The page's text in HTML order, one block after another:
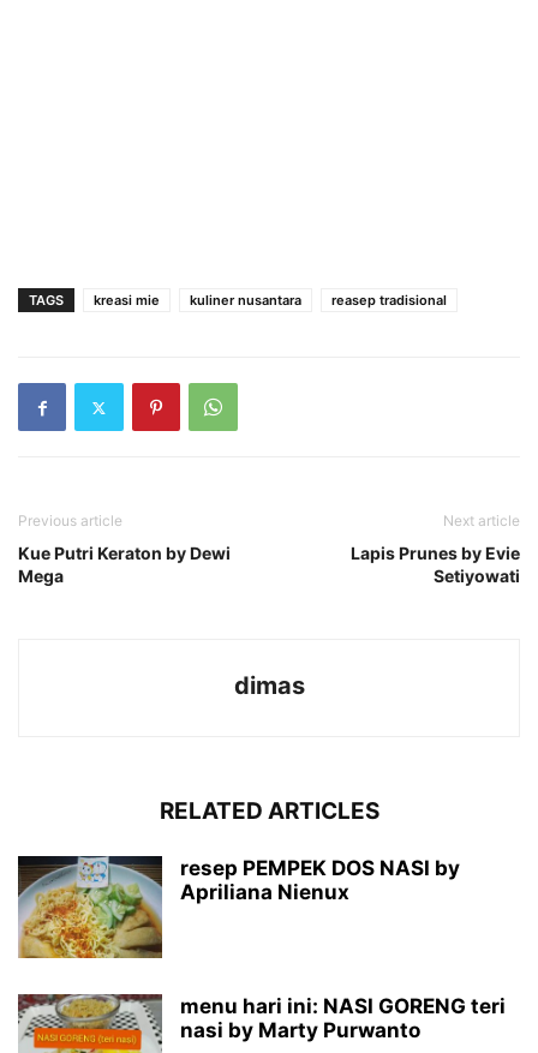
TAGS kreasi mie kuliner nusantara reasep tradisional
Previous article
Kue Putri Keraton by Dewi
Mega
Next article
Lapis Prunes by Evie
Setiyowati
dimas
RELATED ARTICLES
resep PEMPEK DOS NASI by
Apriliana Nienux
menu hari ini: NASI GORENG teri
nasi by Marty Purwanto